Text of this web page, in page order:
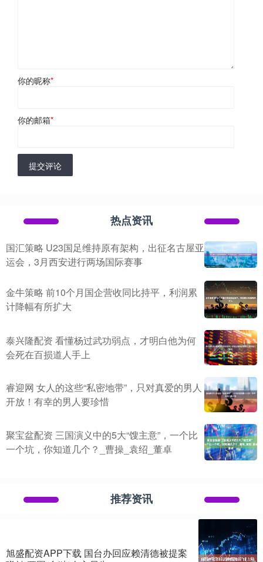
你的昵称*
你的邮箱*
提交评论
热点资讯
国汇策略 U23国足维持原有架构，出征名古屋亚
运会，3月西安进行两场国际赛事
金牛策略 前10个月国企营收同比持平，利润累
计降幅有所扩大
泰兴隆配资 看懂杨过武功弱点，才明白他为何
会死在百损道人手上
睿迎网 女人的这些“私密地带”，只对真爱的男人
开放！有幸的男人要珍惜
聚宝盆配资 三国演义中的5大“馊主意”，一个比
一个坑，你知道几个？_曹操_袁绍_董卓
推荐资讯
旭盛配资APP下载 国台办回应赖清德被提案